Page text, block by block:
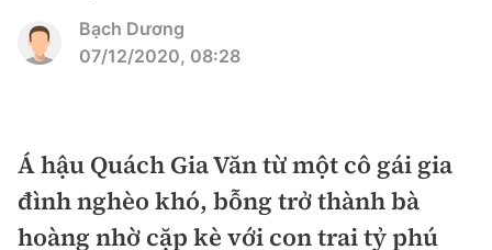
Mới nhất
Chính trị
Xã hội
Xây dựng
Chỉ đạo điều hành
Giao thông
Bạch Dương
07/12/2020, 08:28
Á hậu Quách Gia Văn từ một cô gái gia
đình nghèo khó, bỗng trở thành bà
hoàng nhờ cặp kè với con trai tỷ phú